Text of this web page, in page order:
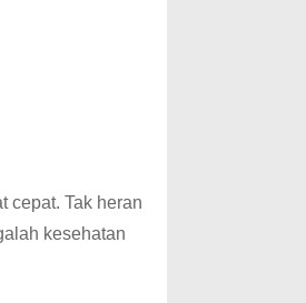
cepat. Tak heran
kesehatan